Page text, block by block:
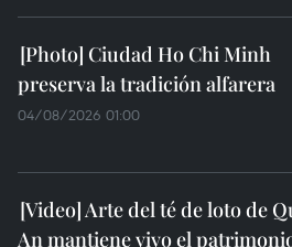
Ciudad Ho Chi Minh
preserva la tradición alfarera
04/08/2026 01:00
Arte del té de loto de
An mantiene vivo el